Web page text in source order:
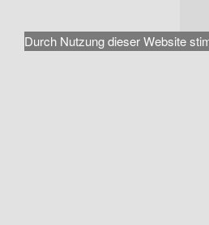
Durch Nutzung dieser Website